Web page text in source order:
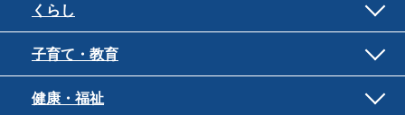
くらし
子育て・教育
健康・福祉